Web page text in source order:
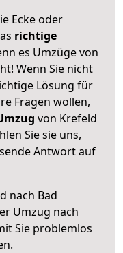
Ecke oder
richtige
es Umzüge von
Wenn Sie nicht
Lösung für
Fragen wollen,
von Krefeld
Sie sie uns,
Antwort auf
nach Bad
Umzug nach
Sie problemlos